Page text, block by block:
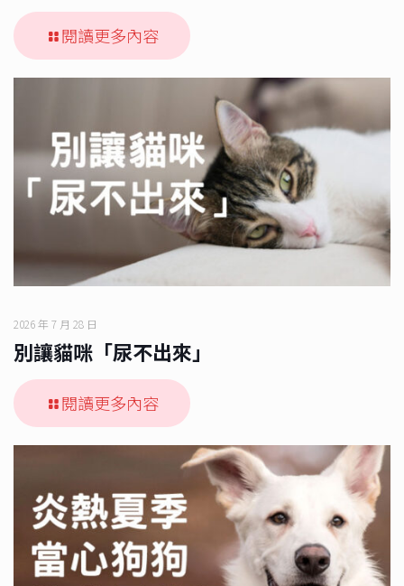
閱讀更多內容
2026 年 7 月 28 日
別讓貓咪「尿不出來」
閱讀更多內容